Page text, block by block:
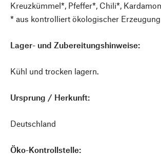
Kreuzkümmel*, Pfeffer*, Chili*,
* aus kontrolliert ökologischer Erzeugung
Lager- und Zubereitungshinweise:
Kühl und trocken lagern.
Ursprung / Herkunft:
Deutschland
Öko-Kontrollstelle: